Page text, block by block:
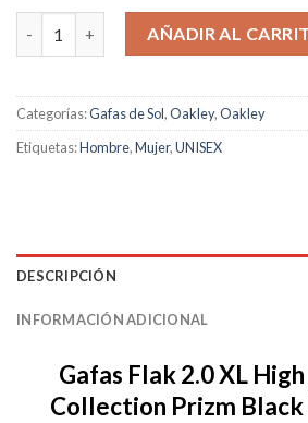
Flak 2.0 XL High Resolution
AÑADIR AL
Categorías:Gafas de Sol,Oakley,Oakley
Etiquetas:Hombre,Mujer,UNISEX
DESCRIPCIÓN
INFORMACIÓN ADICIONAL
Gafas Flak 2.0 XL
Collection Prizm